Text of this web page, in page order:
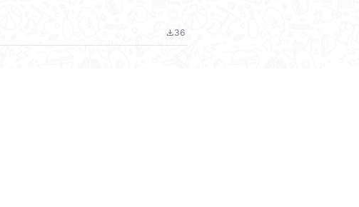
file_download36